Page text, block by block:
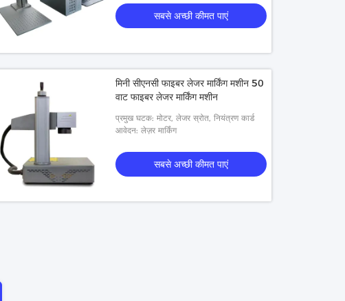
सबसे अच्छी कीमत पाएं
मिनी सीएनसी फाइबर लेजर मार्किंग मशीन 50
वाट फाइबर लेजर मार्किंग मशीन
प्रमुख घटक: मोटर, लेजर स्रोत, नियंत्रण कार्ड
आवेदन: लेज़र मार्किंग
सबसे अच्छी कीमत पाएं